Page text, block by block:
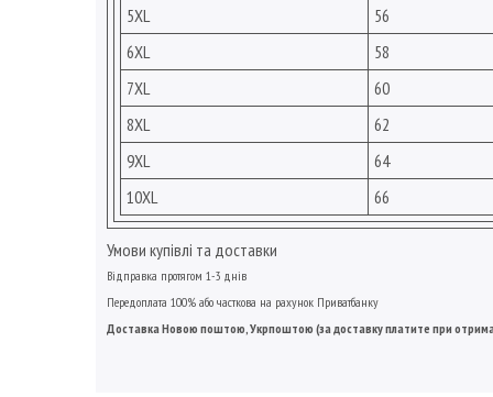
5XL
56
6XL
58
7XL
60
8XL
62
9XL
64
10XL
66
Умови купівлі та доставки
Відправка протягом 1-3 днів
Передоплата 100% або часткова на рахунок Приватбанку
Доставка Новою поштою, Укрпоштою (за доставку платите при